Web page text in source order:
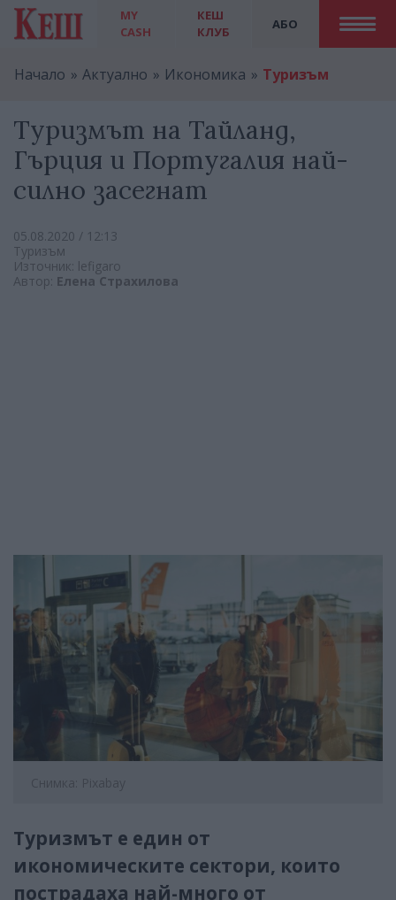
MY
CASH
АБО
КЕШ
КЛУБ
Начало Актуално Икономика Туризъм
Туризмът на Тайланд,
Гърция и Португалия най-
силно засегнат
05.08.2020 / 12:13
Туризъм
Източник: lefigaro
Автор: Елена Страхилова
Снимка: Pixabay
Туризмът е един от
икономическите сектори, които
пострадаха най-много от